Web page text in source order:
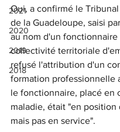
2021
2020
2019
2018
Oui, a confirmé le
de la Guadeloupe, saisi
au nom d'un fonctionnaire
collectivité territoriale
refusé l'attribution d'un
formation professionnelle
le fonctionnaire, placé en
maladie, était "en position
mais pas en service".